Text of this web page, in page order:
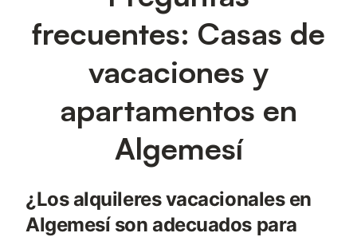
frecuentes: Casas de
vacaciones y
apartamentos en
Algemesí
¿Los alquileres vacacionales en
Algemesí son adecuados para